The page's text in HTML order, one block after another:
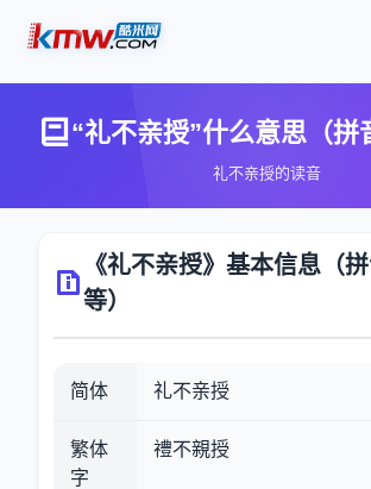
“礼不亲授”什么意思（拼
礼不亲授的读音
《礼不亲授》基本信息（
等）
简体 礼不亲授
繁体
字
禮不親授